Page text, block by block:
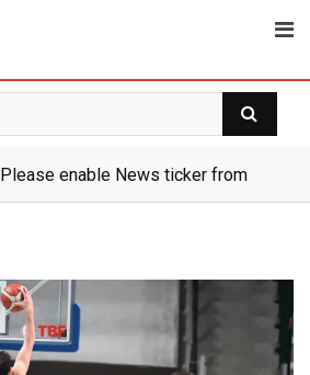
Please enable News ticker from the